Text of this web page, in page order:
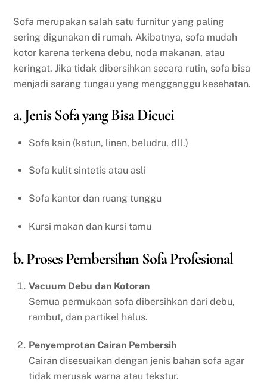
Sofa merupakan salah satu furnitur yang paling
sering digunakan di rumah. Akibatnya, sofa mudah
kotor karena terkena debu, noda makanan, atau
keringat. Jika tidak dibersihkan secara rutin, sofa bisa
menjadi sarang tungau yang mengganggu kesehatan.
a. Jenis Sofa yang Bisa Dicuci
Sofa kain (katun, linen, beludru, dll.)
Sofa kulit sintetis atau asli
Sofa kantor dan ruang tunggu
Kursi makan dan kursi tamu
b. Proses Pembersihan Sofa Profesional
Vacuum Debu dan Kotoran
Semua permukaan sofa dibersihkan dari debu,
rambut, dan partikel halus.
Penyemprotan Cairan Pembersih
Cairan disesuaikan dengan jenis bahan sofa agar
tidak merusak warna atau tekstur.